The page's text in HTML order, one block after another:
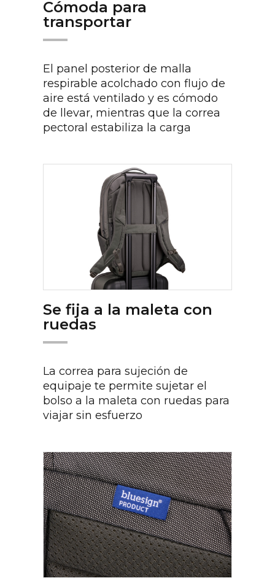
Cómoda para
transportar
El panel posterior de malla
respirable acolchado con flujo de
aire está ventilado y es cómodo
de llevar, mientras que la correa
pectoral estabiliza la carga
Se fija a la maleta con
ruedas
La correa para sujeción de
equipaje te permite sujetar el
bolso a la maleta con ruedas para
viajar sin esfuerzo